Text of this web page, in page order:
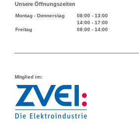
Unsere Öffnungszeiten
Montag - Donnerstag 08:00 - 13:00
14:00 - 17:00
Freitag
08:00 - 14:00
Mitglied im: